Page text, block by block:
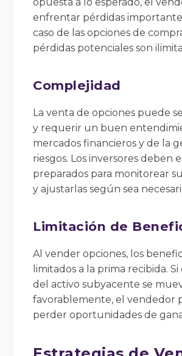
enfrentar pérdidas
caso de las opciones de
pérdidas potenciales son
Complejidad
La venta de opciones puede
y requerir un buen
mercados financieros y de la
riesgos. Los inversores deben
preparados para monitorear
y ajustarlas según sea
Limitación de
Al vender opciones, los
limitados a la prima recibida.
del activo subyacente se
favorablemente, el vendedor
perder oportunidades de